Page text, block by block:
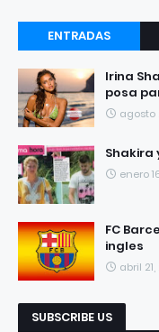
ENTRADAS
RECIENTES
Irina
posa
agosto
Shakira
enero
FC
ingles
abril 21,
SUBSCRIBE US